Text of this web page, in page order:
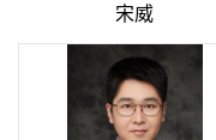
宋威